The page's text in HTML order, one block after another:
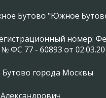
Бутово "Южное
номер:
ФС 77 - 60893 от
города Москвы